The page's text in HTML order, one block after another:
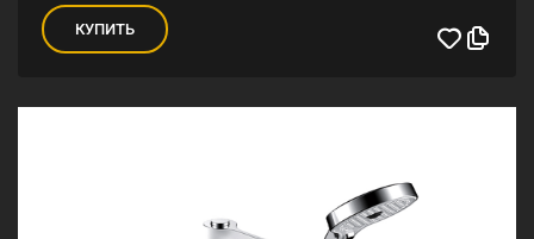
КУПИТЬ